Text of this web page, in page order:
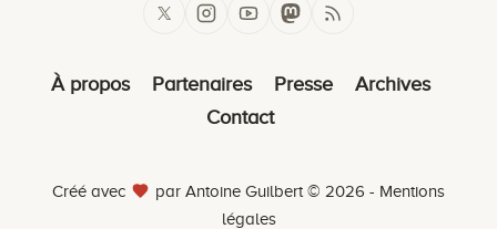
À propos Partenaires Presse
Archives
Contact
Créé avec par Antoine Guilbert © 2026 - Mentions
légales